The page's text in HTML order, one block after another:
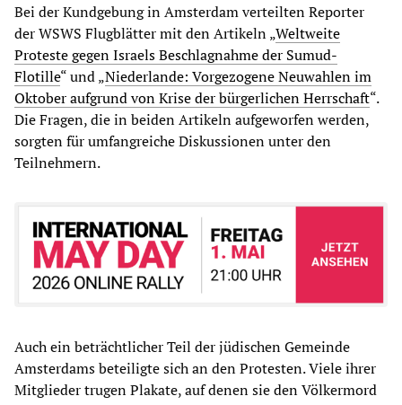
Bei der Kundgebung in Amsterdam verteilten Reporter
der WSWS Flugblätter mit den Artikeln „Weltweite
Proteste gegen Israels Beschlagnahme der Sumud-
Flotille“ und „Niederlande: Vorgezogene Neuwahlen im
Oktober aufgrund von Krise der bürgerlichen Herrschaft“.
Die Fragen, die in beiden Artikeln aufgeworfen werden,
sorgten für umfangreiche Diskussionen unter den
Teilnehmern.
Auch ein beträchtlicher Teil der jüdischen Gemeinde
Amsterdams beteiligte sich an den Protesten. Viele ihrer
Mitglieder trugen Plakate, auf denen sie den Völkermord